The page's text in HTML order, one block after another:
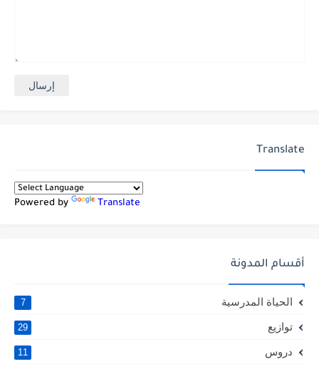
Translate
Powered by Translate
أقسام المدونة
الحياة المدرسية 7
توازيع 29
دروس 11